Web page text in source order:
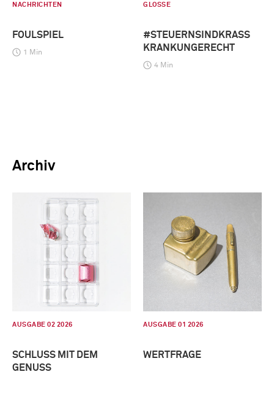
NACHRICHTEN
FOULSPIEL
1 Min
GLOSSE
#STEUERNSINDKRASS
KRANKUNGERECHT
4 Min
Archiv
AUSGABE 02 2026
SCHLUSS MIT DEM
GENUSS
AUSGABE 01 2026
WERTFRAGE